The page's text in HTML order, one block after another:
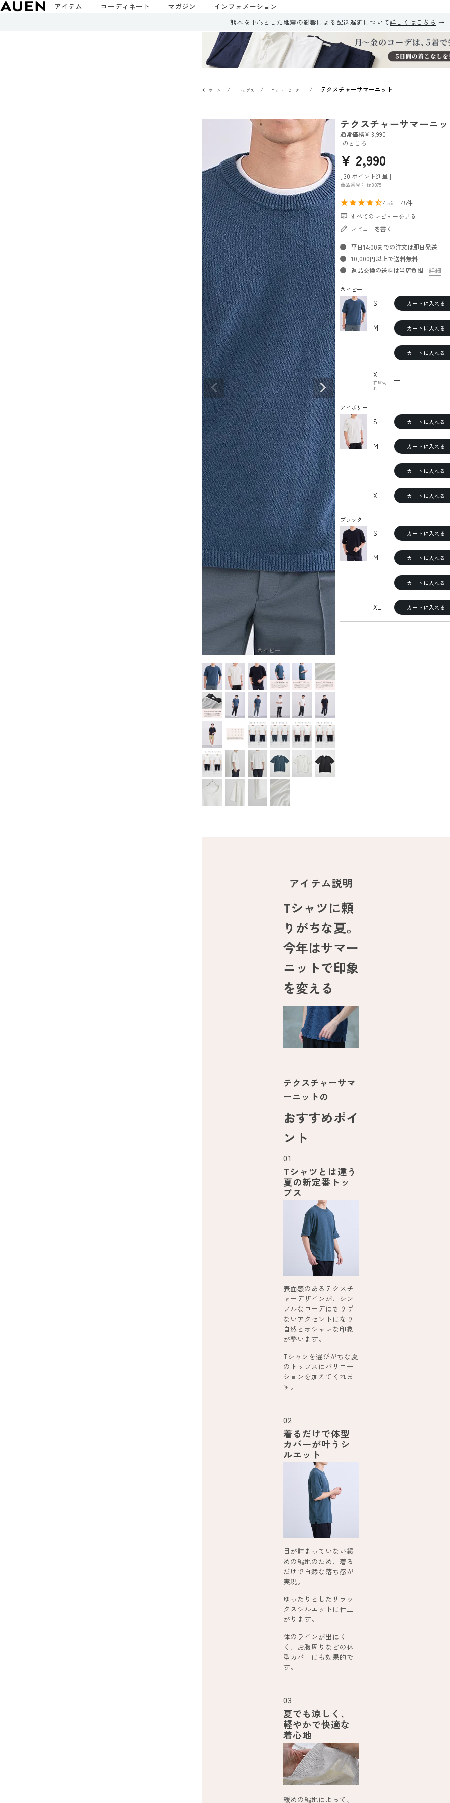
アイテム コーディネート マガジン インフォメーション
熊本を中心とした地震の影響による配送遅延について詳しくはこちら
ホーム トップス ニット・セーター テクスチャーサマーニット
ネイビー
テクスチャーサマーニ
通常価格¥ 3,990
のところ
¥ 2,990
[ 30 ポイント進呈 ]
商品番号 tn3075
4.56
45
すべてのレビューを見る
レビューを書く
平日14:00までの注文は即日発送
10,000円以上で送料無料
返品交換の送料は当店負担
詳細
ネイビー
S カートに入れる
M カートに入れる
L カートに入れる
XL
在庫切
れ
—
アイボリー
S カートに入れる
M カートに入れる
L カートに入れる
XL カートに入れる
ブラック
S カートに入れる
M カートに入れる
L カートに入れる
XL カートに入れる
アイテム説明
Tシャツに頼
りがちな夏。
今年はサマー
ニットで印象
を変える
テクスチャーサマ
ーニットの
おすすめポイ
ント
01.
Tシャツとは違う
夏の新定番トッ
プス
表面感のあるテクスチ
ャーデザインが、シン
プルなコーデにさりげ
ないアクセントになり
自然とオシャレな印象
が整います。
Tシャツを選びがちな夏
のトップスにバリエー
ションを加えてくれま
す。
02.
着るだけで体型
カバーが叶うシ
ルエット
目が詰まっていない緩
めの編地のため、着る
だけで自然な落ち感が
実現。
ゆったりとしたリラッ
クスシルエットに仕上
がります。
体のラインが出にく
く、お腹周りなどの体
型カバーにも効果的で
す。
03.
夏でも涼しく、
軽やかで快適な
着心地
緩めの編地によって、